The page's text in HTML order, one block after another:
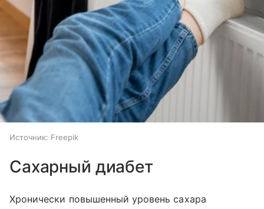
Источник: Freepik
Сахарный диабет
Хронически повышенный уровень сахара